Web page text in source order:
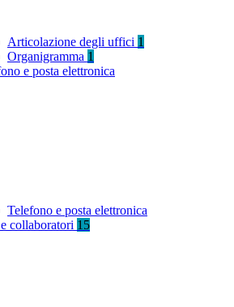
Articolazione degli uffici 1
Organigramma 1
e posta elettronica
Telefono e posta elettronica
collaboratori 15